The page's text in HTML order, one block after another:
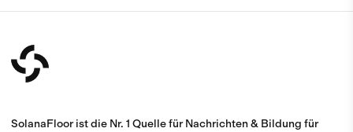
SolanaFloor ist die Nr. 1 Quelle für Nachrichten & Bildung für